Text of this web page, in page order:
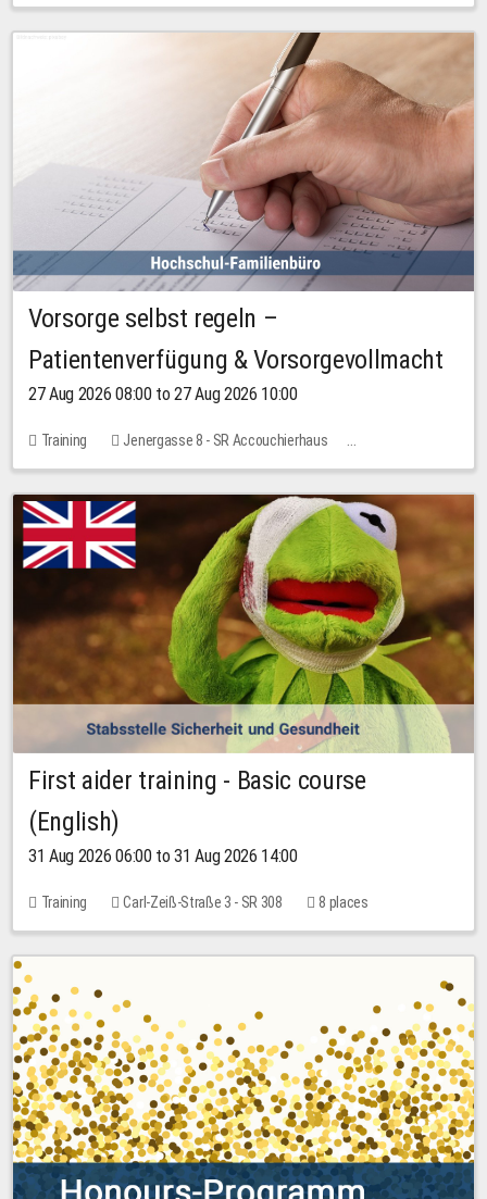
11 places
Vorsorge selbst regeln –
Patientenverfügung & Vorsorgevollmacht
27 Aug 2026 08:00 to 27 Aug 2026 10:00
Training
Jenergasse 8 - SR Accouchierhaus
No free places
First aider training - Basic course
(English)
31 Aug 2026 06:00 to 31 Aug 2026 14:00
Training Carl-Zeiß-Straße 3 - SR 308 8 places